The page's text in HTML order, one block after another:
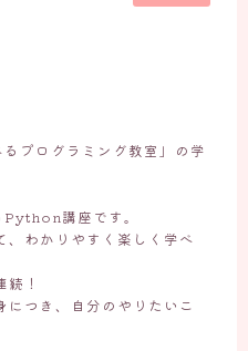
プログラミング教室」の学
講座です。
、わかりやすく楽しく学べ
！
につき、自分のやりたいこ